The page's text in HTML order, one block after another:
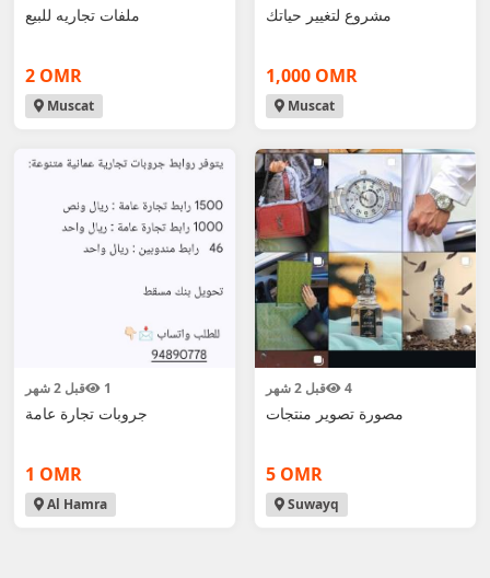
ملفات تجاريه للبيع
2 OMR
Muscat
مشروع لتغيير حياتك
1,000 OMR
Muscat
قبل 2 شهر 1
جروبات تجارة عامة
1 OMR
Al Hamra
قبل 2 شهر 4
مصورة تصوير منتجات
5 OMR
Suwayq